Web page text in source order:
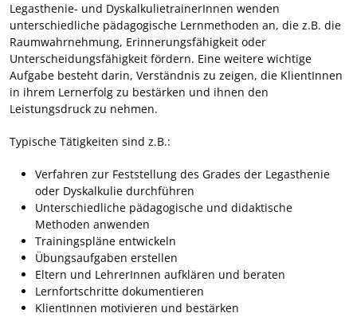
Legasthenie- und DyskalkulietrainerInnen wenden
unterschiedliche pädagogische Lernmethoden an, die z.B. die
Raumwahrnehmung, Erinnerungsfähigkeit oder
Unterscheidungsfähigkeit fördern. Eine weitere wichtige
Aufgabe besteht darin, Verständnis zu zeigen, die KlientInnen
in ihrem Lernerfolg zu bestärken und ihnen den
Leistungsdruck zu nehmen.
Typische Tätigkeiten sind z.B.:
Verfahren zur Feststellung des Grades der Legasthenie
oder Dyskalkulie durchführen
Unterschiedliche pädagogische und didaktische
Methoden anwenden
Trainingspläne entwickeln
Übungsaufgaben erstellen
Eltern und LehrerInnen aufklären und beraten
Lernfortschritte dokumentieren
KlientInnen motivieren und bestärken